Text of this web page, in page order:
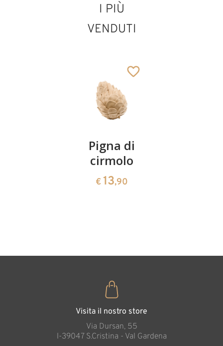
Sant' Arnold
I PIÙ
VENDUTI
Pigna di
cirmolo
€ 13,90
Visita il nostro store
Via Dursan, 55
l-39047 S.Cristina - Val Gardena